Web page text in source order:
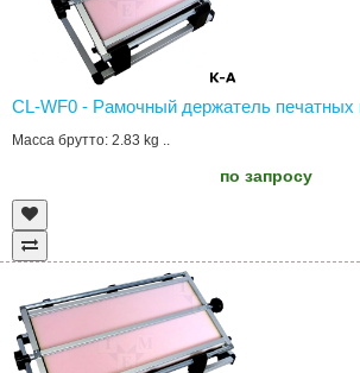
CL-WF0 - Рамочный держатель печатных
Масса брутто: 2.83 kg ..
по запросу